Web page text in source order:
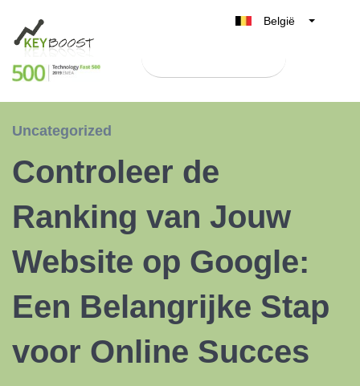
België
Nederland
Uncategorized
Controleer de
Ranking van Jouw
Website op Google:
Een Belangrijke Stap
voor Online Succes